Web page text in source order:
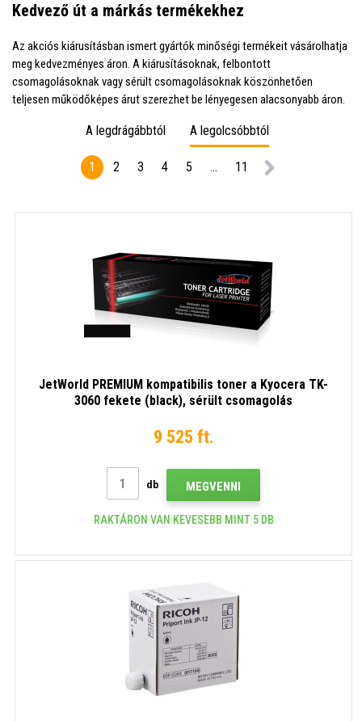
Kedvező út a márkás termékekhez
Az akciós kiárusításban ismert gyártók minőségi termékeit vásárolhatja
meg kedvezményes áron. A kiárusításoknak, felbontott
csomagolásoknak vagy sérült csomagolásoknak köszönhetően
teljesen működőképes árut szerezhet be lényegesen alacsonyabb áron.
A legdrágábbtól A legolcsóbbtól
1 2 3 4 5 ... 11
JetWorld PREMIUM kompatibilis toner a Kyocera TK-
3060 fekete (black), sérült csomagolás
9 525 ft.
db MEGVENNI
RAKTÁRON VAN KEVESEBB MINT 5 DB